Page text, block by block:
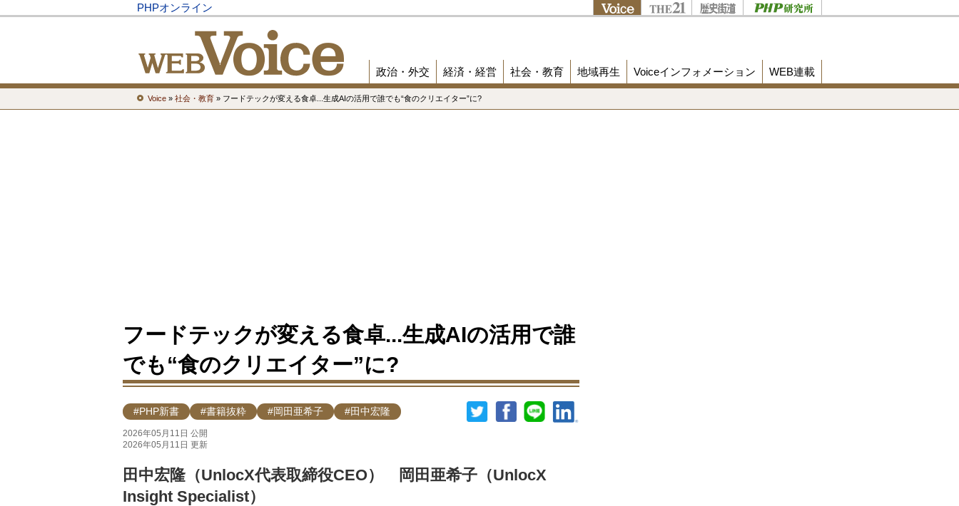
PHPオンライン
政治・外交 経済・経営 社会・教育 地域再生 Voiceインフォメーション WEB連載
Voice » 社会・教育 » フードテックが変える食卓...生成AIの活用で誰でも“食のクリエイター”に?
フードテックが変える食卓...生成AIの活用で誰
でも“食のクリエイター”に?
#PHP新書 #書籍抜粋 #岡田亜希子 #田中宏隆
2026年05月11日 公開
2026年05月11日 更新
田中宏隆（UnlocX代表取締役CEO） 岡田亜希子（UnlocX
Insight Specialist）